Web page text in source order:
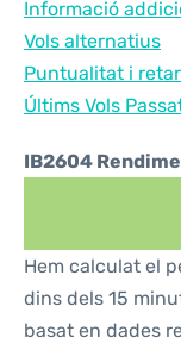
Informació
Vols alternatius
Puntualitat i
Últims Vols
IB2604
Hem calculat el
dins dels 15
basat en dades